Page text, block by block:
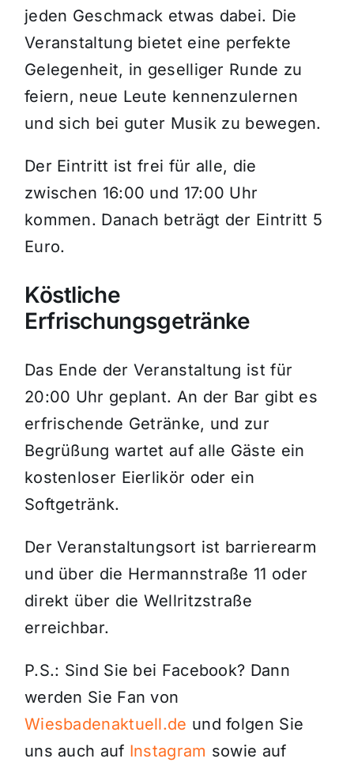
jeden Geschmack etwas dabei. Die
Veranstaltung bietet eine perfekte
Gelegenheit, in geselliger Runde zu
feiern, neue Leute kennenzulernen
und sich bei guter Musik zu bewegen.
Der Eintritt ist frei für alle, die
zwischen 16:00 und 17:00 Uhr
kommen. Danach beträgt der Eintritt 5
Euro.
Köstliche
Erfrischungsgetränke
Das Ende der Veranstaltung ist für
20:00 Uhr geplant. An der Bar gibt es
erfrischende Getränke, und zur
Begrüßung wartet auf alle Gäste ein
kostenloser Eierlikör oder ein
Softgetränk.
Der Veranstaltungsort ist barrierearm
und über die Hermannstraße 11 oder
direkt über die Wellritzstraße
erreichbar.
P.S.: Sind Sie bei Facebook? Dann
werden Sie Fan von
Wiesbadenaktuell.de und folgen Sie
uns auch auf Instagram sowie auf